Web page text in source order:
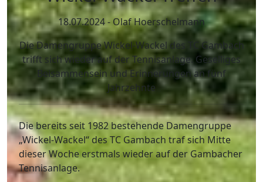
18.07.2024 - Olaf Hoerschelmann
Die Damengruppe Wickel-Wackel des TC Gambach
trifft sich wieder auf der Tennisanlage. Geselliges
Beisammensein und Erinnerungen an fünf
Jahrzehnte
Die bereits seit 1982 bestehende Damengruppe
„Wickel-Wackel“ des TC Gambach traf sich Mitte
dieser Woche erstmals wieder auf der Gambacher
Tennisanlage.